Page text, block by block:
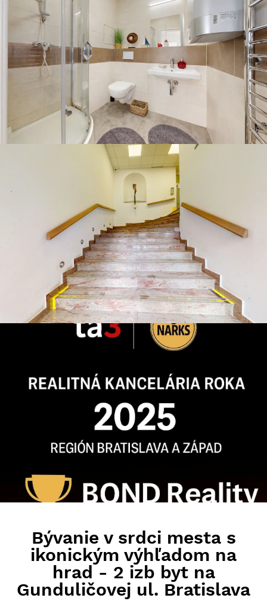
Bývanie v srdci mesta s
ikonickým výhľadom na
hrad - 2 izb byt na
Gunduličovej ul. Bratislava